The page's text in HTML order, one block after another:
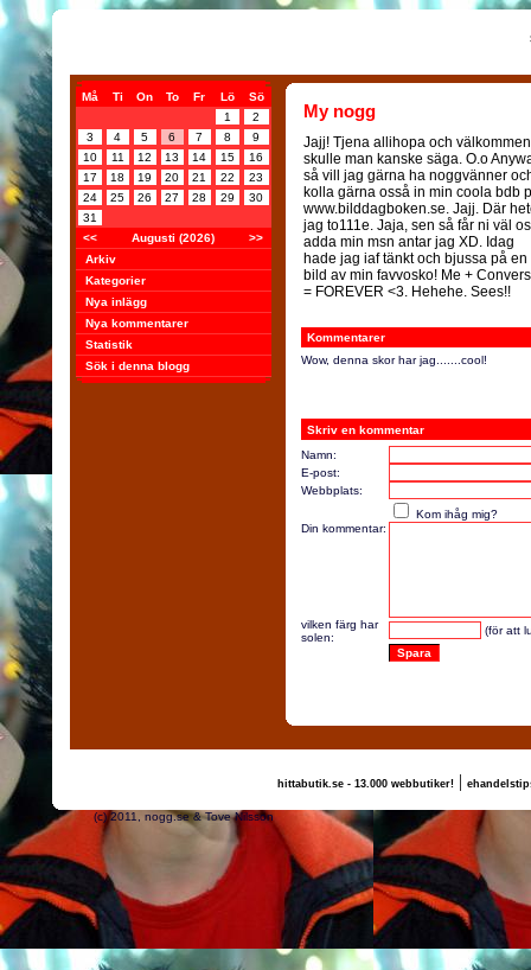
Må Ti On To Fr Lö
Sö
1
2
3
4 5 6 7 8
9
10
11 12 13 14 15
16
17
18 19 20 21 22
23
24
25 26 27 28 29
30
31
<<
Augusti (2026)
>>
Arkiv
Kategorier
Nya inlägg
Nya kommentarer
Statistik
Sök i denna blogg
My nogg
Jajj! Tjena allihopa och välkommen
skulle man kanske säga. O.o
så vill jag gärna ha noggvänner
kolla gärna osså in min coola bdb
www.bilddagboken.se. Jajj. Där
jag to111e. Jaja, sen så får ni väl
adda min msn antar jag XD. Idag
hade jag iaf tänkt och bjussa på en
bild av min favvosko! Me +
= FOREVER <3. Hehehe. Sees!!
Kommentarer
Wow, denna skor har jag.......cool!
Skriv en kommentar
Namn:
E-post:
Webbplats:
Kom ihåg mig?
Din kommentar:
vilken färg har
solen:
(för att
hittabutik.se - 13.000 webbutiker!|
(c) 2011, nogg.se & Tove Nilsson